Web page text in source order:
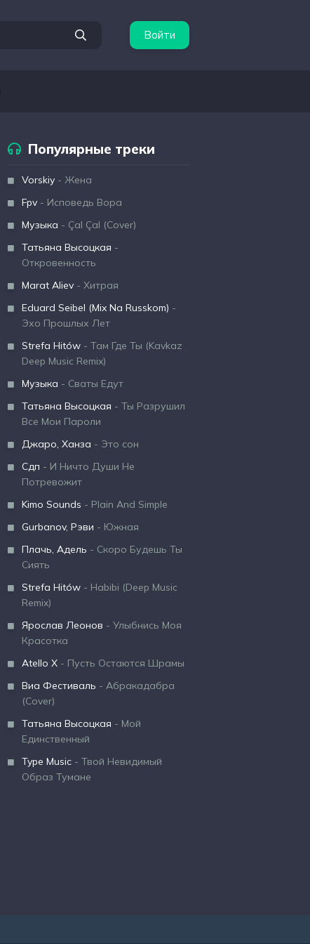
Войти
Популярные треки
Vorskiy - Жена
Fpv - Исповедь Вора
Музыка - Çal Çal (Cover)
Татьяна Высоцкая -
Откровенность
Marat Aliev - Хитрая
Eduard Seibel (Mix Na Russkom) -
Эхо Прошлых Лет
Strefa Hitów - Там Где Ты (Kavkaz
Deep Music Remix)
Музыка - Сваты Едут
Татьяна Высоцкая - Ты Разрушил
Все Мои Пароли
Джаро, Ханза - Это сон
Сдп - И Ничто Души Не
Потревожит
Kimo Sounds - Plain And Simple
Gurbanov, Рэви - Южная
Плачь, Адель - Скоро Будешь Ты
Сиять
Strefa Hitów - Habibi (Deep Music
Remix)
Ярослав Леонов - Улыбнись Моя
Красотка
Atello X - Пусть Остаются Шрамы
Виа Фестиваль - Абракадабра
(Cover)
Татьяна Высоцкая - Мой
Единственный
Type Music - Твой Невидимый
Образ Тумане